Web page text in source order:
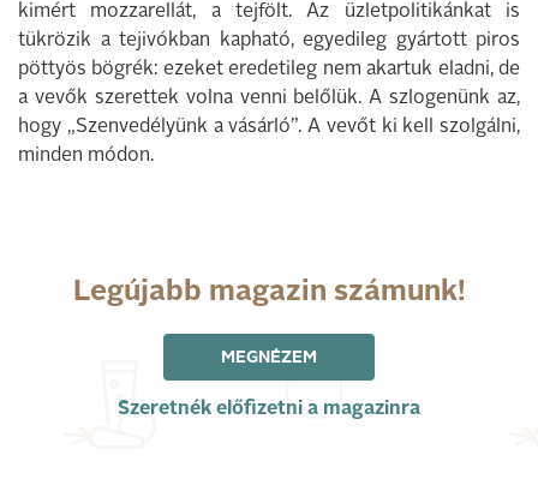
kimért mozzarellát, a tejfölt. Az üzletpolitikánkat is
tükrözik a tejivókban kapható, egyedileg gyártott piros
pöttyös bögrék: ezeket eredetileg nem akartuk eladni, de
a vevők szerettek volna venni belőlük. A szlogenünk az,
hogy „Szenvedélyünk a vásárló”. A vevőt ki kell szolgálni,
minden módon.
Legújabb magazin számunk!
MEGNÉZEM
Szeretnék előfizetni a magazinra